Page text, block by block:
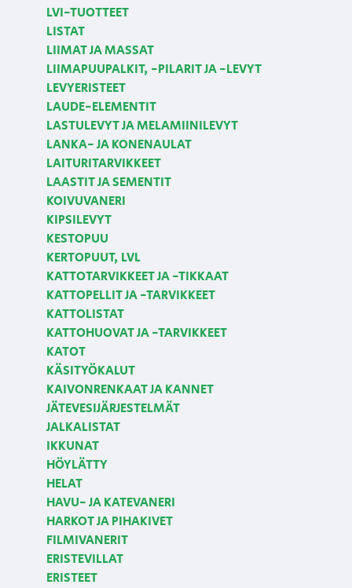
LVI-TUOTTEET
LISTAT
LIIMAT JA MASSAT
LIIMAPUUPALKIT, -PILARIT JA -LEVYT
LEVYERISTEET
LAUDE-ELEMENTIT
LASTULEVYT JA MELAMIINILEVYT
LANKA- JA KONENAULAT
LAITURITARVIKKEET
LAASTIT JA SEMENTIT
KOIVUVANERI
KIPSILEVYT
KESTOPUU
KERTOPUUT, LVL
KATTOTARVIKKEET JA -TIKKAAT
KATTOPELLIT JA -TARVIKKEET
KATTOLISTAT
KATTOHUOVAT JA -TARVIKKEET
KATOT
KÄSITYÖKALUT
KAIVONRENKAAT JA KANNET
JÄTEVESIJÄRJESTELMÄT
JALKALISTAT
IKKUNAT
HÖYLÄTTY
HELAT
HAVU- JA KATEVANERI
HARKOT JA PIHAKIVET
FILMIVANERIT
ERISTEVILLAT
ERISTEET